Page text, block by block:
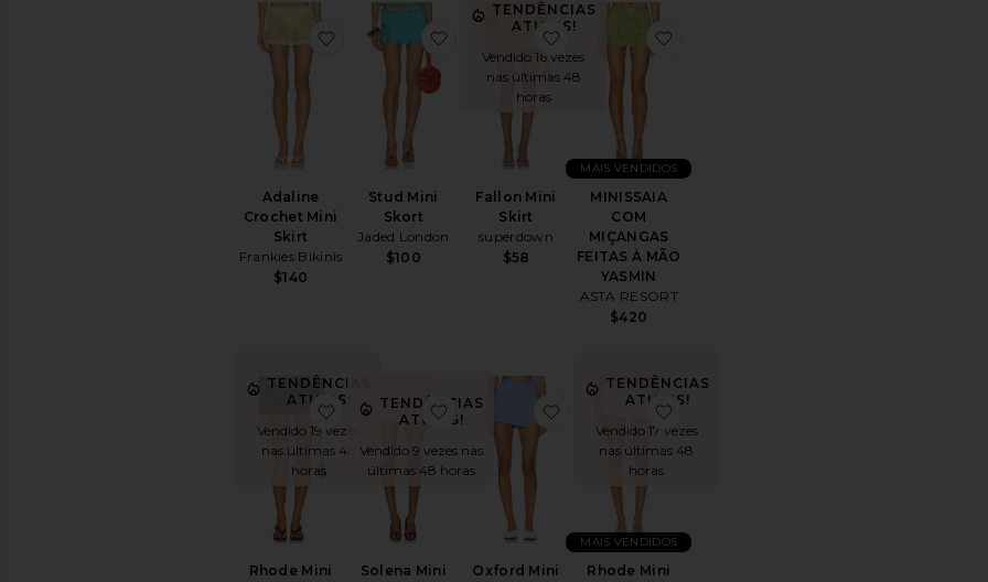
Adaline
Crochet Mini
Skirt
Frankies Bikinis
$140
favoritoAdaline Crochet Mini Skirt
Stud Mini
Skort
Jaded London
$100
favoritoStud Mini Skort
TENDÊNCIAS
ATUAIS!
Vendido 16 vezes
nas últimas 48
horas
Fallon Mini
Skirt
superdown
$58
favoritoFallon Mini Skirt
MINISSAIA
COM
MIÇANGAS
FEITAS À MÃO
YASMIN
ASTA RESORT
$420
MAIS VENDIDOS
TENDÊNCIAS
ATUAIS!
Vendido 19 vezes
nas últimas 48
horas
Rhode Mini
favoritoRhode Mini Skirt
TENDÊNCIAS
ATUAIS!
Vendido 9 vezes nas
últimas 48 horas
Solena Mini
favoritoSolena Mini Skirt
Oxford Mini
favoritoOxford Mini Skort
TENDÊNCIAS
ATUAIS!
Vendido 17 vezes
nas últimas 48
horas
Rhode Mini
MAIS VENDIDOS
favoritoRhode Mini Skirt